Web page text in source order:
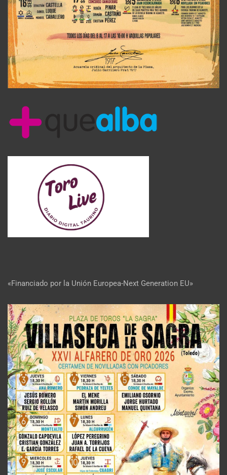
«Financiado por la Unión Europea-Next Generation EU»